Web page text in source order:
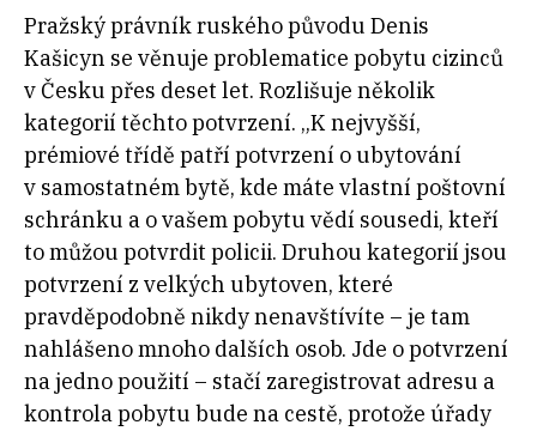
Pražský právník ruského původu Denis
Kašicyn se věnuje problematice pobytu cizinců
v Česku přes deset let. Rozlišuje několik
kategorií těchto potvrzení. „K nejvyšší,
prémiové třídě patří potvrzení o ubytování
v samostatném bytě, kde máte vlastní poštovní
schránku a o vašem pobytu vědí sousedi, kteří
to můžou potvrdit policii. Druhou kategorií jsou
potvrzení z velkých ubytoven, které
pravděpodobně nikdy nenavštívíte – je tam
nahlášeno mnoho dalších osob. Jde o potvrzení
na jedno použití – stačí zaregistrovat adresu a
kontrola pobytu bude na cestě, protože úřady